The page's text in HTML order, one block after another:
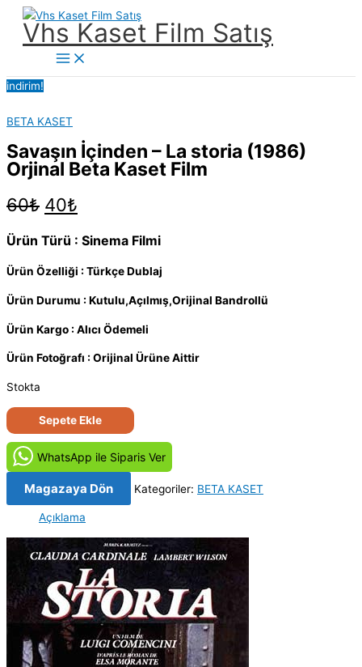
İçeriğe
Vhs Kaset Film Satış
Main
Menu
indirim!
BETA KASET
Savaşın İçinden – La storia (1986)
Orjinal Beta Kaset Film
60₺ Orijinal
60₺.
40₺
fiyat:
Ürün Türü : Sinema Filmi
Ürün Özelliği : Türkçe Dublaj
Ürün Durumu : Kutulu,Açılmış,Orijinal Bandrollü
Ürün Kargo : Alıcı Ödemeli
Ürün Fotoğrafı : Orijinal Ürüne Aittir
Stokta
Savaşın
İçinden
La
storia
(1986)
Beta
Kaset
adet
Sepete Ekle
WhatsApp ile Siparis Ver
Magazaya Dön Kategoriler: BETA KASET
Açıklama